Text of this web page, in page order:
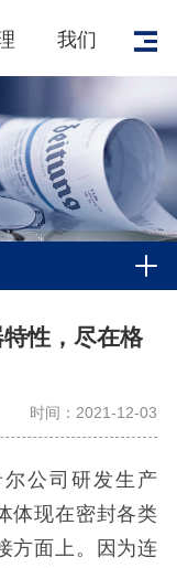
我们
性，尽在格
时间：2021-12-03
公司研发生产
体现在密封各类
方面上。因为连